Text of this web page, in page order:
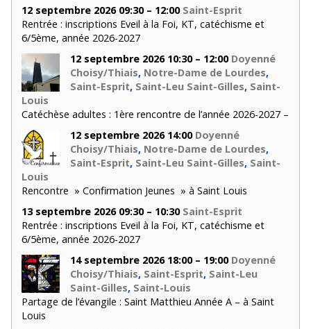
12 septembre 2026 09:30 – 12:00 Saint-Esprit
Rentrée : inscriptions Eveil à la Foi, KT, catéchisme et
6/5ème, année 2026-2027
12 septembre 2026 10:30 – 12:00 Doyenné
Choisy/Thiais, Notre-Dame de Lourdes,
Saint-Esprit, Saint-Leu Saint-Gilles, Saint-
Louis
Catéchèse adultes : 1ère rencontre de l’année 2026-2027 –
12 septembre 2026 14:00 Doyenné
Choisy/Thiais, Notre-Dame de Lourdes,
Saint-Esprit, Saint-Leu Saint-Gilles, Saint-
Louis
Rencontre » Confirmation Jeunes » à Saint Louis
13 septembre 2026 09:30 – 10:30 Saint-Esprit
Rentrée : inscriptions Eveil à la Foi, KT, catéchisme et
6/5ème, année 2026-2027
14 septembre 2026 18:00 – 19:00 Doyenné
Choisy/Thiais, Saint-Esprit, Saint-Leu
Saint-Gilles, Saint-Louis
Partage de l’évangile : Saint Matthieu Année A – à Saint
Louis